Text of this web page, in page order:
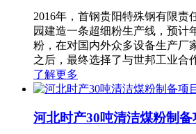
2016年，首钢贵阳特殊钢有限责
园建造一条超细粉生产线，预计
粉，在对国内外众多设备生产厂
之后，最终选择了与世邦工业合
了解更多
河北时产30吨清洁煤粉制备